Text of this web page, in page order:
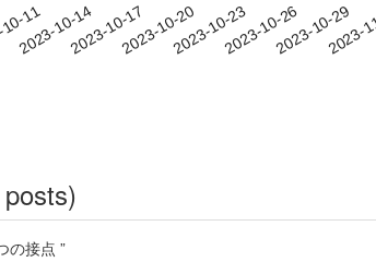
11
2023-10-142023-10-172023-10-202023-10-232023-10-262023-10-29
2023-
の接点 ”